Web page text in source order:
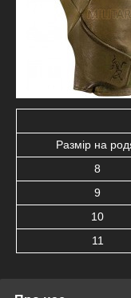
Размір на
8
9
10
11